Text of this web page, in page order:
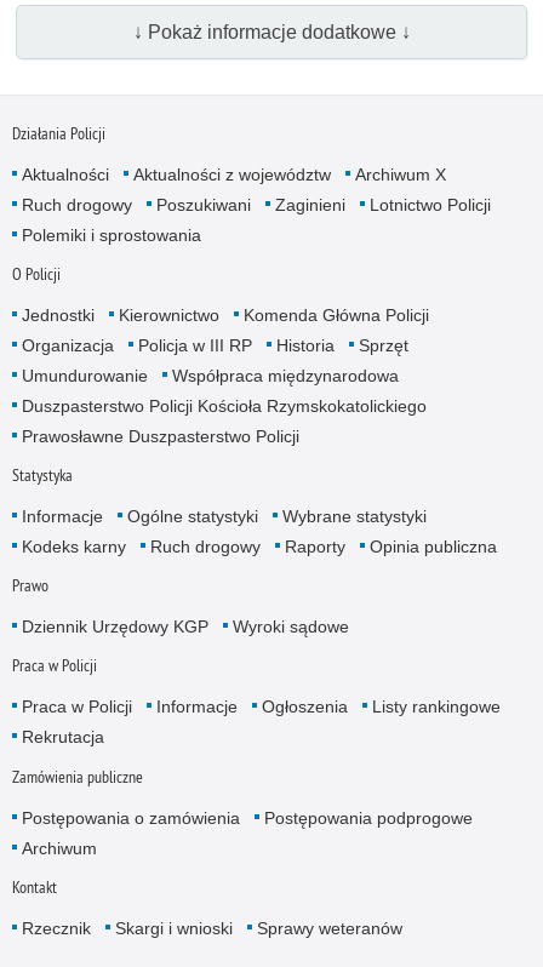
↓ Pokaż informacje dodatkowe ↓
Działania Policji
Aktualności Aktualności z województw
Archiwum X
Ruch drogowy
Poszukiwani Zaginieni
Lotnictwo Policji
Polemiki i sprostowania
O Policji
Jednostki Kierownictwo
Komenda Główna Policji
Organizacja
Policja w III RP Historia
Sprzęt
Umundurowanie
Współpraca międzynarodowa
Duszpasterstwo Policji Kościoła Rzymskokatolickiego
Prawosławne Duszpasterstwo Policji
Statystyka
Informacje Ogólne statystyki
Wybrane statystyki
Kodeks karny
Ruch drogowy Raporty Opinia publiczna
Prawo
Dziennik Urzędowy KGP Wyroki sądowe
Praca w Policji
Praca w Policji Informacje Ogłoszenia
Listy rankingowe
Rekrutacja
Zamówienia publiczne
Postępowania o zamówienia
Postępowania podprogowe
Archiwum
Kontakt
Rzecznik Skargi i wnioski Sprawy weteranów